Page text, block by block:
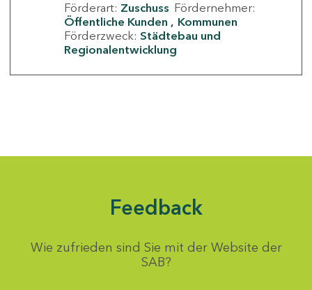
Förderart: Zuschuss Fördernehmer:
Öffentliche Kunden
Kommunen
Förderzweck: Städtebau und
Regionalentwicklung
Feedback
Wie zufrieden sind Sie mit der Website der
SAB?